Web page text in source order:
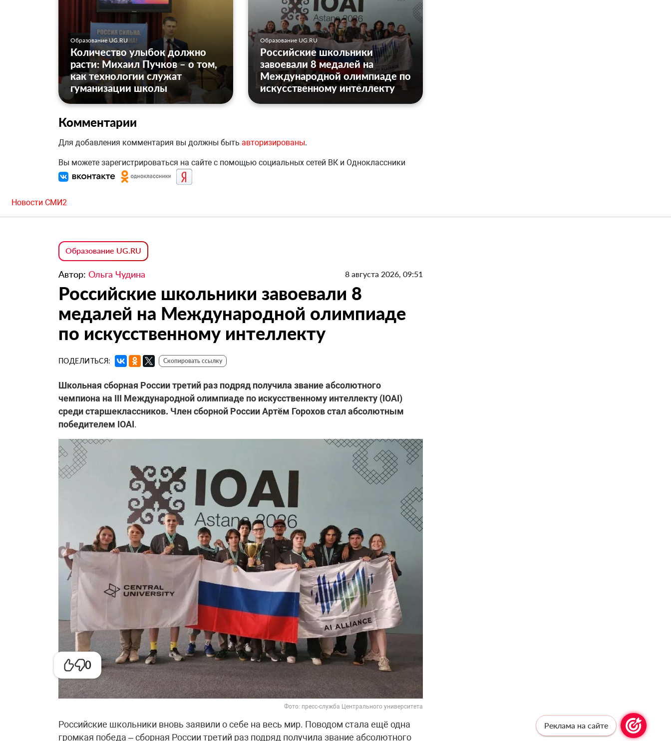
0
Образование UG.RU
Количество улыбок должно
расти: Михаил Пучков – о том,
как технологии служат
гуманизации школы
Образование UG.RU
Российские школьники
завоевали 8 медалей на
Международной олимпиаде по
искусственному интеллекту
Комментарии
Для добавления комментария вы должны быть авторизированы.
Вы можете зарегистрироваться на сайте с помощью социальных сетей ВК и Одноклассники
Новости СМИ2
Образование UG.RU
Автор: Ольга Чудина 8 августа 2026, 09:51
Российские школьники завоевали 8
медалей на Международной олимпиаде
по искусственному интеллекту
ПОДЕЛИТЬСЯ: Скопировать ссылку
Школьная сборная России третий раз подряд получила звание абсолютного
чемпиона на III Международной олимпиаде по искусственному интеллекту (IOAI)
среди старшеклассников. Член сборной России Артём Горохов стал абсолютным
победителем IOAI.
Фото: пресс-служба Центрального университета
Российские школьники вновь заявили о себе на весь мир. Поводом стала ещё одна
громкая победа – сборная России третий раз подряд получила звание абсолютного
Реклама на сайте